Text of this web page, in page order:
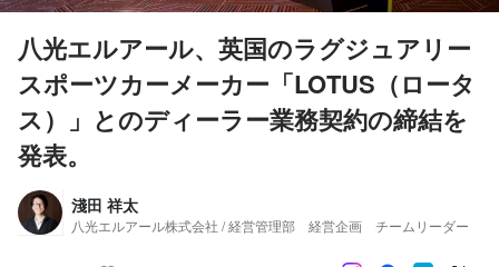
八光エルアール、英国のラグジュアリー
スポーツカーメーカー「LOTUS（ロータ
ス）」とのディーラー業務契約の締結を
発表。
淺田 祥太
八光エルアール株式会社 / 経営管理部 経営企画 チームリーダー